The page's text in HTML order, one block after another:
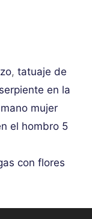
,tatuaje de
en la
mujer
el hombro 5
con flores